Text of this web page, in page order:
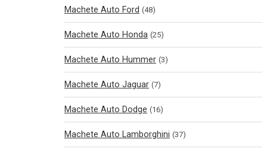
Machete Auto Ford (48)
Machete Auto Honda (25)
Machete Auto Hummer (3)
Machete Auto Jaguar (7)
Machete Auto Dodge (16)
Machete Auto Lamborghini (37)